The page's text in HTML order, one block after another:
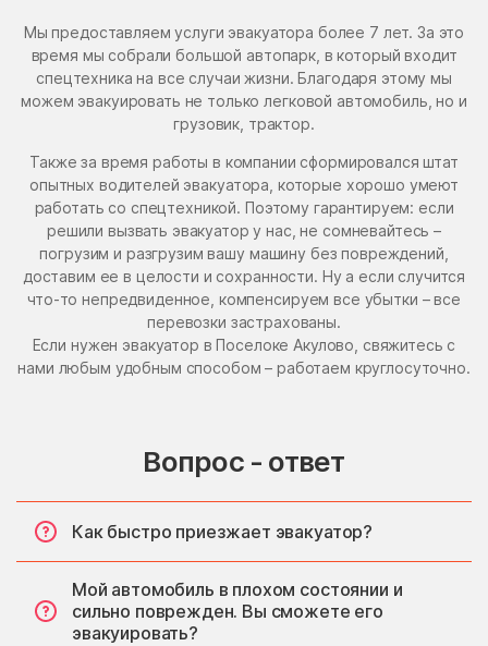
Мы предоставляем услуги эвакуатора более 7 лет. За это
время мы собрали большой автопарк, в который входит
спецтехника на все случаи жизни. Благодаря этому мы
можем эвакуировать не только легковой автомобиль, но и
грузовик, трактор.
Также за время работы в компании сформировался штат
опытных водителей эвакуатора, которые хорошо умеют
работать со спецтехникой. Поэтому гарантируем: если
решили вызвать эвакуатор у нас, не сомневайтесь –
погрузим и разгрузим вашу машину без повреждений,
доставим ее в целости и сохранности. Ну а если случится
что-то непредвиденное, компенсируем все убытки – все
перевозки застрахованы.
Если нужен эвакуатор в Поселоке Акулово, свяжитесь с
нами любым удобным способом – работаем круглосуточно.
Вопрос - ответ
Как быстро приезжает эвакуатор?
Мой автомобиль в плохом состоянии и
сильно поврежден. Вы сможете его
эвакуировать?